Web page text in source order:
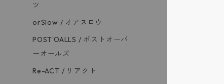
ツ
orSlow / オアスロウ
POST'OALLS / ポストオーバ
ーオールズ
Re-ACT / リアクト